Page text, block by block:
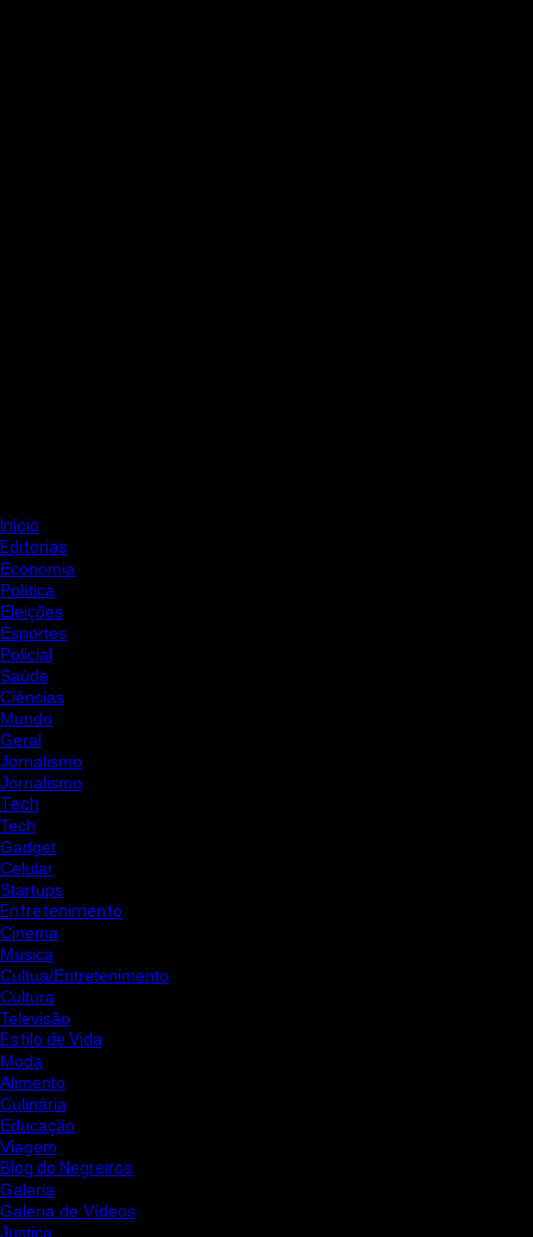
Início
Editorias
Economia
Política
Eleições
Esportes
Policial
Saúde
Ciências
Mundo
Geral
Jornalismo
Jornalismo
Tech
Tech
Gadget
Celular
Startups
Entretenimento
Cinema
Música
Cultua/Entretenimento
Cultura
Televisão
Estilo de Vida
Moda
Alimento
Culinária
Educação
Viagem
Blog do Negreiros
Galeria
Galeria de Vídeos
Justiça